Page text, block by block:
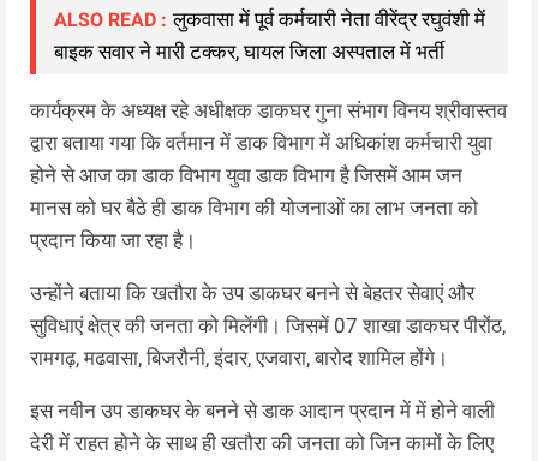
ALSO READ : लुकवासा में पूर्व कर्मचारी नेता वीरेंद्र रघुवंशी में
बाइक सवार ने मारी टक्कर, घायल जिला अस्पताल में भर्ती
कार्यक्रम के अध्यक्ष रहे अधीक्षक डाकघर गुना संभाग विनय श्रीवास्तव
द्वारा बताया गया कि वर्तमान में डाक विभाग में अधिकांश कर्मचारी युवा
होने से आज का डाक विभाग युवा डाक विभाग है जिसमें आम जन
मानस को घर बैठे ही डाक विभाग की योजनाओं का लाभ जनता को
प्रदान किया जा रहा है।
उन्होंने बताया कि खतौरा के उप डाकघर बनने से बेहतर सेवाएं और
सुविधाएं क्षेत्र की जनता को मिलेंगी। जिसमें 07 शाखा डाकघर पीरोंठ,
रामगढ़, मढवासा, बिजरौनी, इंदार, एजवारा, बारोद शामिल होंगे।
इस नवीन उप डाकघर के बनने से डाक आदान प्रदान में में होने वाली
देरी में राहत होने के साथ ही खतौरा की जनता को जिन कामों के लिए